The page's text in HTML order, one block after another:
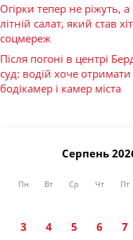
Огірки тепер не ріжуть,
літній салат, який став
соцмереж
Після погоні в центрі
суд: водій хоче
бодікамер і камер міста
Серпень
Пн Вт Ср Чт Пт
3
4 5 6 7